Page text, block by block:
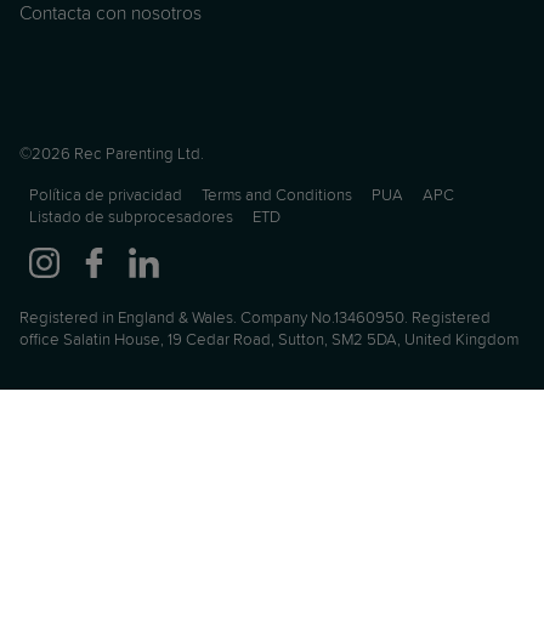
Contacta con nosotros
©2026 Rec Parenting Ltd.
Política de privacidad Terms and Conditions PUA
APC
Listado de subprocesadores
ETD
Registered in England & Wales. Company No.13460950. Registered
office Salatin House, 19 Cedar Road, Sutton, SM2 5DA, United Kingdom